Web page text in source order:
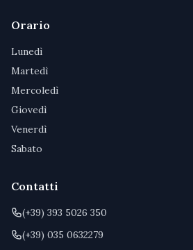
Orario
Lunedì
Martedì
Mercoledì
Giovedì
Venerdì
Sabato
Contatti
(+39) 393 5026 350
(+39) 035 0632279